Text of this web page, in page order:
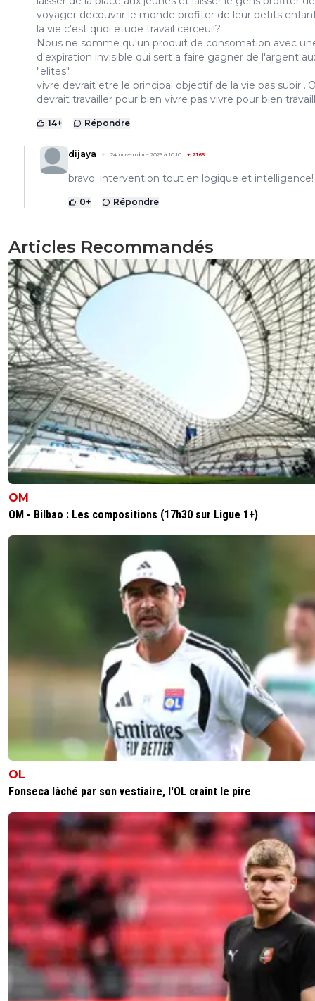
voyager decouvrir le monde profiter de leur petits
la vie c'est quoi etude travail cerceuil?
Nous ne somme qu'un produit de consomation avec
d'expiration invisible qui sert a faire gagner de l'argent
"elites"
vivre devrait etre le principal objectif de la vie pas subir
devrait travailler pour bien vivre pas vivre pour bien
14+ Répondre
dijaya 24 novembre 2025 à 10:10 + 2165
bravo. intervention tout en logique et intelligence!
0+ Répondre
Articles Recommandés
OM
OM - Bilbao : Les compositions (17h30 sur Ligue 1+)
OL
Fonseca lâché par son vestiaire, l'OL craint le pire